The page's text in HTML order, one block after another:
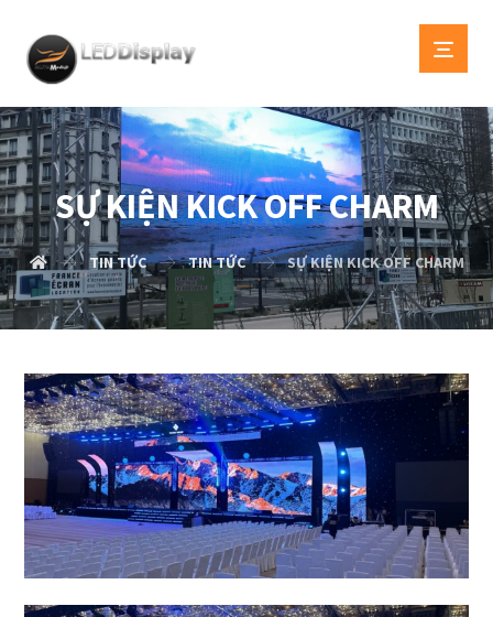
SỰ KIỆN KICK OFF CHARM
TIN TỨC TIN TỨC SỰ KIỆN KICK OFF CHARM